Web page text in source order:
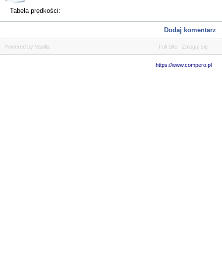
Tabela prędkości:
Dodaj komentarz
Full Site Zaloguj się
https://www.compero.pl
Powered by Vanilla